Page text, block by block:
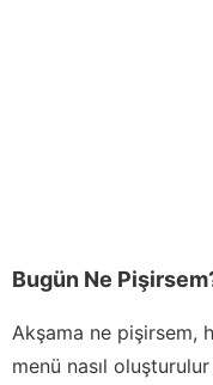
Bugün Ne
Akşama ne pişirsem,
menü nasıl